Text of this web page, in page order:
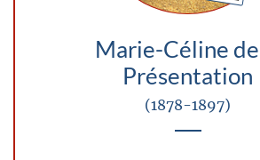
Marie-Céline
Présentation
(1878-1897)